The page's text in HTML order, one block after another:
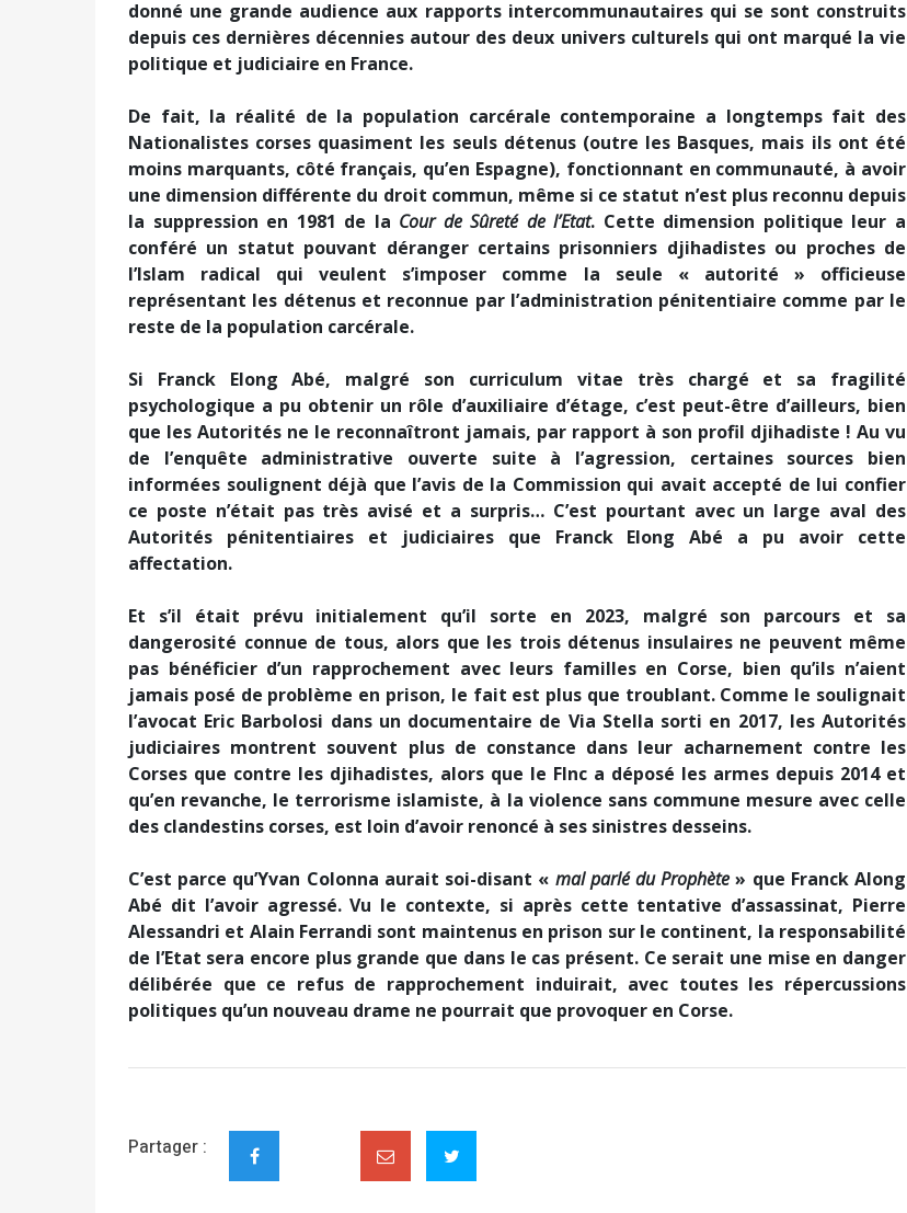
donné une grande audience aux rapports intercommunautaires qui se sont construits
depuis ces dernières décennies autour des deux univers culturels qui ont marqué la vie
politique et judiciaire en France.
De fait, la réalité de la population carcérale contemporaine a longtemps fait des
Nationalistes corses quasiment les seuls détenus (outre les Basques, mais ils ont été
moins marquants, côté français, qu’en Espagne), fonctionnant en communauté, à avoir
une dimension différente du droit commun, même si ce statut n’est plus reconnu depuis
la suppression en 1981 de la Cour de Sûreté de l’Etat. Cette dimension politique leur a
conféré un statut pouvant déranger certains prisonniers djihadistes ou proches de
l’Islam radical qui veulent s’imposer comme la seule « autorité » officieuse
représentant les détenus et reconnue par l’administration pénitentiaire comme par le
reste de la population carcérale.
Si Franck Elong Abé, malgré son curriculum vitae très chargé et sa fragilité
psychologique a pu obtenir un rôle d’auxiliaire d’étage, c’est peut-être d’ailleurs, bien
que les Autorités ne le reconnaîtront jamais, par rapport à son profil djihadiste ! Au vu
de l’enquête administrative ouverte suite à l’agression, certaines sources bien
informées soulignent déjà que l’avis de la Commission qui avait accepté de lui confier
ce poste n’était pas très avisé et a surpris… C’est pourtant avec un large aval des
Autorités pénitentiaires et judiciaires que Franck Elong Abé a pu avoir cette
affectation.
Et s’il était prévu initialement qu’il sorte en 2023, malgré son parcours et sa
dangerosité connue de tous, alors que les trois détenus insulaires ne peuvent même
pas bénéficier d’un rapprochement avec leurs familles en Corse, bien qu’ils n’aient
jamais posé de problème en prison, le fait est plus que troublant. Comme le soulignait
l’avocat Eric Barbolosi dans un documentaire de Via Stella sorti en 2017, les Autorités
judiciaires montrent souvent plus de constance dans leur acharnement contre les
Corses que contre les djihadistes, alors que le Flnc a déposé les armes depuis 2014 et
qu’en revanche, le terrorisme islamiste, à la violence sans commune mesure avec celle
des clandestins corses, est loin d’avoir renoncé à ses sinistres desseins.
C’est parce qu’Yvan Colonna aurait soi-disant « mal parlé du Prophète » que Franck Along
Abé dit l’avoir agressé. Vu le contexte, si après cette tentative d’assassinat, Pierre
Alessandri et Alain Ferrandi sont maintenus en prison sur le continent, la responsabilité
de l’Etat sera encore plus grande que dans le cas présent. Ce serait une mise en danger
délibérée que ce refus de rapprochement induirait, avec toutes les répercussions
politiques qu’un nouveau drame ne pourrait que provoquer en Corse.
Partager :